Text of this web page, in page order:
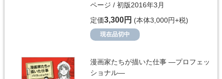
ページ / 初版2016年3月
定価3,300円 (本体3,000円+税)
現在品切中
漫画家たちが描いた仕事 ―プロフェッ
ショナル―